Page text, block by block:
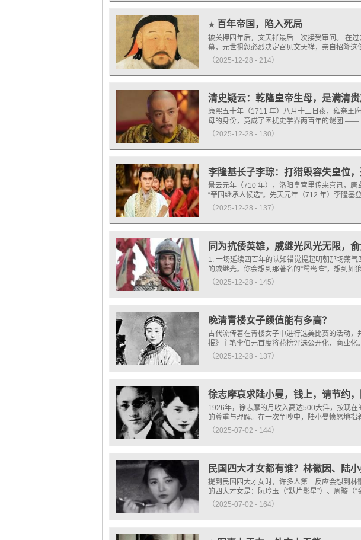
★ 百年帝国，陷入死局
被关押四年后，文天祥最后一次接受审问。 在
幕，元世祖忽必烈决定召见文天祥，亲自招降
（2025-12-28 - 214）
清史疑云：乾隆皇帝生母，是满清
康熙五十年（1711 年）八月十三日夜，雍亲王
母的身份，竟成了困扰史学界两百年的谜团 ——
（2025-12-28 - 130）
李隆基长子李琮：打猎毁容失皇位
景云元年（710 年），洛阳皇宫里传来喜讯，
“帝国继承人候选”。先天元年（712 年）李隆
（2025-12-28 - 137）
同为抗倭英雄，戚继光风光无限，
1. 一场延续四百年的认知错觉提起明朝那场荡
的戚继光。你会想到那著名的“鸳鸯阵”，想到
（2025-12-28 - 145）
晚清青楼女子颜值能有多高？
古代流传着在青楼女子中进行选美比赛的活动
报》主笔李伯元首度将花榜评选公开化、商业
（2025-12-28 - 137）
徐志摩哀求陆小曼，钱上，请节约
1926年，徐志摩的月收入高达500大洋，按现
的尊重与理解。在一次争吵中，陆小曼愤怒地
（2025-07-02 - 144）
民国四大才女都有谁？林徽因、陆
提到民国四大才女时，许多人第一反应会想到
的四大才女是：阮玲玉（“默片影星”）、周璇
（2025-07-02 - 164）